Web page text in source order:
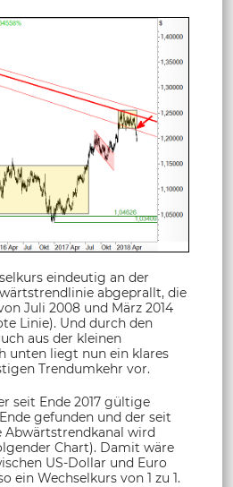
eindeutig an der
abgeprallt, die
Juli 2008 und März 2014
Linie). Und durch den
aus der kleinen
unten liegt nun ein klares
Trendumkehr vor.
seit Ende 2017 gültige
gefunden und der seit
Abwärtstrendkanal wird
Chart). Damit wäre
US-Dollar und Euro
ein Wechselkurs von 1 zu 1.